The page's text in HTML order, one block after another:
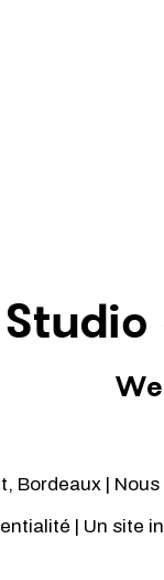
Studio
Bordeaux |
| Un site